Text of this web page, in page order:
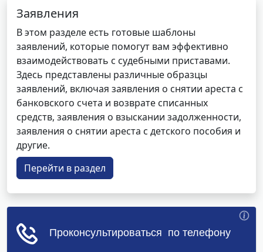
Заявления
В этом разделе есть готовые шаблоны
заявлений, которые помогут вам эффективно
взаимодействовать с судебными приставами.
Здесь представлены различные образцы
заявлений, включая заявления о снятии ареста с
банковского счета и возврате списанных
средств, заявления о взыскании задолженности,
заявления о снятии ареста с детского пособия и
другие.
Перейти в раздел